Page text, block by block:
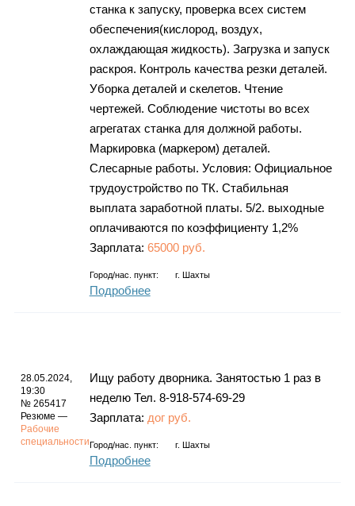
cтанкa к запуску, проверка всех систем
обеспечения(кислород, воздух,
охлаждающая жидкость). Загрузка и запуск
раскроя. Контроль качества резки деталей.
Уборка деталей и скелетов. Чтение
чертежей. Соблюдение чистоты во всех
агрегатах станка для должной работы.
Маркировка (маркером) деталей.
Слесарные работы. Условия: Официальное
трудоустройство по ТК. Стабильная
выплата заработной платы. 5/2. выходные
оплачиваются по коэффициенту 1,2%
Зарплата: 65000 руб.
Город/нас. пункт: г. Шахты
Подробнее
28.05.2024,
19:30
№ 265417
Резюме —
Рабочие
специальности
Ищу работу дворника. Занятостью 1 раз в
неделю Тел. 8-918-574-69-29
Зарплата: дог руб.
Город/нас. пункт: г. Шахты
Подробнее